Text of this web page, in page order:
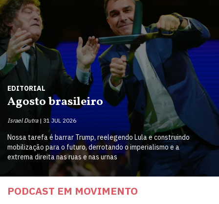
EDITORIAL
Agosto brasileiro
Israel Dutra 31 JUL 2026
Nossa tarefa é barrar Trump, reelegendo Lula e construindo
mobilização para o futuro, derrotando o imperialismo e a
extrema direita nas ruas e nas urnas
PODCAST EM MOVIMENTO